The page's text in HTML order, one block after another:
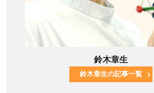
鈴木章生
鈴木章生の記事一覧